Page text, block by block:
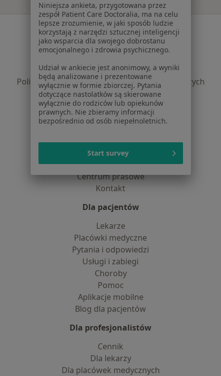
Serwis
Regulamin
Polityka prywatności pacjentów
Polityka prywatności profesjonalistów
Polityka prywatności dla profesjonalistów, których
dane pozyskaliśmy samodzielnie
Polityka cookies
Jak działają wyniki wyszukiwania
Dostępność
O nas
Praca Rekrutujemy!
Partnerzy
Centrum prasowe
Kontakt
Dla pacjentów
Lekarze
Placówki medyczne
Pytania i odpowiedzi
Usługi i zabiegi
Choroby
Pomoc
Aplikacje mobilne
Blog dla pacjentów
Dla profesjonalistów
Cennik
Dla lekarzy
Dla placówek medycznych
Niniejsza ankieta, przygotowana przez
zespół Patient Care Doctoralia, ma na celu
lepsze zrozumienie, w jaki sposób ludzie
korzystają z narzędzi sztucznej inteligencji
jako wsparcia dla swojego dobrostanu
emocjonalnego i zdrowia psychicznego.
Udział w ankiecie jest anonimowy, a wyniki
będą analizowane i prezentowane
wyłącznie w formie zbiorczej. Pytania
dotyczące nastolatków są skierowane
wyłącznie do rodziców lub opiekunów
prawnych. Nie zbieramy informacji
bezpośrednio od osób niepełnoletnich.
Start survey